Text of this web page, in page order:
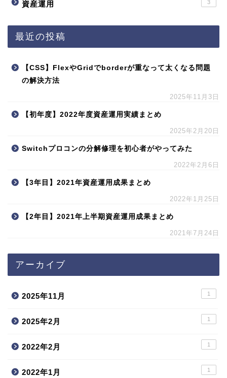
資産運用 3
最近の投稿
【CSS】FlexやGridでborderが重なって太くなる問題
の解決方法
2025年11月3日
【初年度】2022年度資産運用実績まとめ
2025年2月20日
Switchプロコンの分解修理を初心者がやってみた
2022年2月6日
【3年目】2021年資産運用成果まとめ
2022年1月25日
【2年目】2021年上半期資産運用成果まとめ
2021年7月24日
アーカイブ
2025年11月 1
2025年2月 1
2022年2月 1
2022年1月 1